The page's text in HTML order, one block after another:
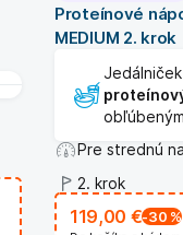
Proteínové
MEDIUM 2. krok
Pre strednú
2. krok
119,00 €-30 %